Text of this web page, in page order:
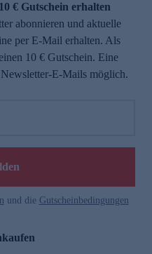
€ Gutschein erhalten
abonnieren und aktuelle
per E-Mail erhalten. Als
10 € Gutschein. Eine
E-Mails möglich.
und die Gutscheinbedingungen